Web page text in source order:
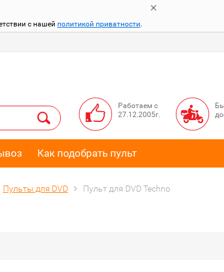
с нашей политикой приватности.
Работаем с
27.12.2005г.
Как подобрать пульт
Пульты для DVD Пульт для DVD Techno